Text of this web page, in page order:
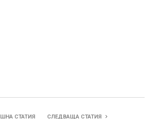
СТАТИЯ СЛЕДВАЩА СТАТИЯ